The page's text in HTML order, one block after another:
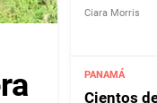
Ciara Morris
PANAMÁ
Cientos